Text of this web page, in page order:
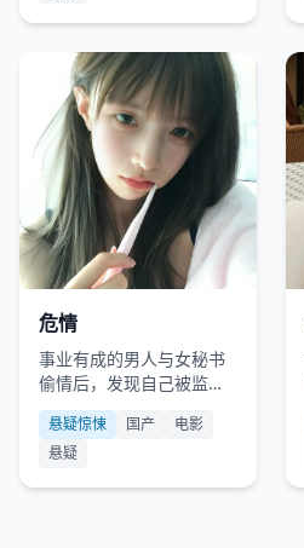
危情
事业有成的男人与女秘书
偷情后，发现自己被监
控，而女秘书竟然是他的
亲生女儿。
悬疑惊悚 国产
电影
悬疑